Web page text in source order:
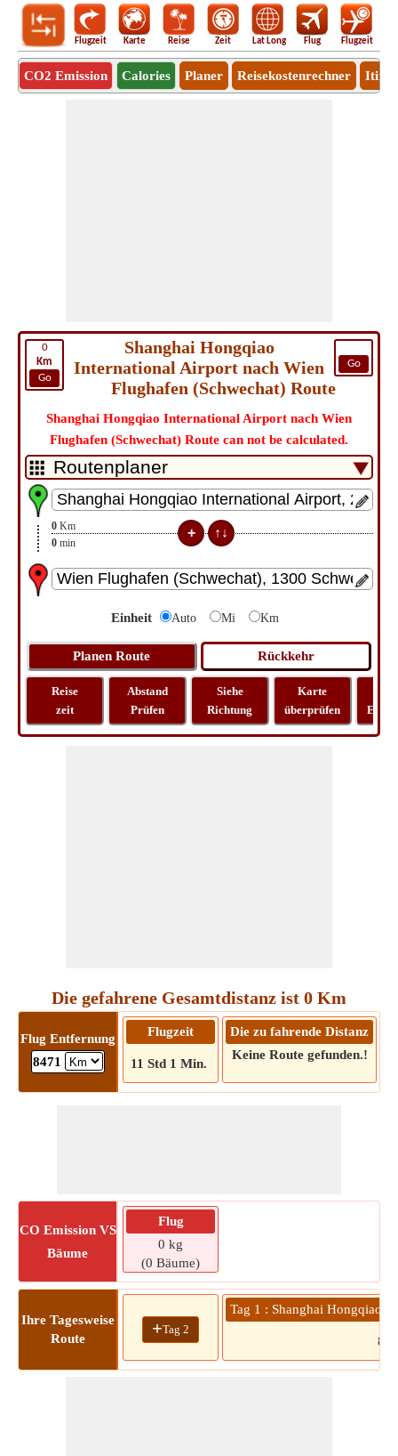
Flugzeit Karte Reise Zeit Lat Long Flug Flugzeit
CO2 Emission Calories Planer Reisekostenrechner
0
Km
Go
Go
Shanghai Hongqiao
International Airport nach Wien
Flughafen (Schwechat) Route
Shanghai Hongqiao International Airport nach Wien
Flughafen (Schwechat) Route can not be calculated.
0 Km
0 min
Einheit Auto Mi Km
Reise
zeit
Abstand
Prüfen
Siehe
Richtung
Karte
überprüfen
Die gefahrene Gesamtdistanz ist 0 Km
Flug Entfernung
8471
Flugzeit
11 Std 1 Min.
Die zu fahrende Distanz
Keine Route gefunden.!
CO Emission VS
Bäume
Flug
0 kg
(0 Bäume)
Ihre Tagesweise
Route
+Tag 2
Tag 1 : Shanghai Hongqiao